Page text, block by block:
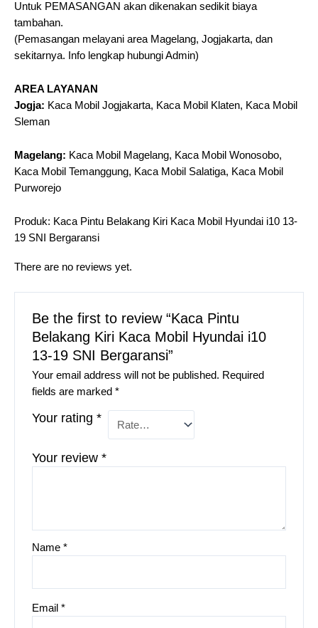
Untuk PEMASANGAN akan dikenakan sedikit biaya
tambahan.
(Pemasangan melayani area Magelang, Jogjakarta, dan
sekitarnya. Info lengkap hubungi Admin)
AREA LAYANAN
Jogja: Kaca Mobil Jogjakarta, Kaca Mobil Klaten, Kaca Mobil
Sleman
Magelang: Kaca Mobil Magelang, Kaca Mobil Wonosobo,
Kaca Mobil Temanggung, Kaca Mobil Salatiga, Kaca Mobil
Purworejo
Produk: Kaca Pintu Belakang Kiri Kaca Mobil Hyundai i10 13-
19 SNI Bergaransi
There are no reviews yet.
Be the first to review “Kaca Pintu
Belakang Kiri Kaca Mobil Hyundai i10
13-19 SNI Bergaransi”
Your email address will not be published. Required
fields are marked*
Your rating*
Your review*
Name*
Email*